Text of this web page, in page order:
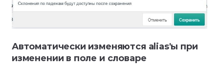
Автоматически изменяются alias'ы при
изменении в поле и словаре